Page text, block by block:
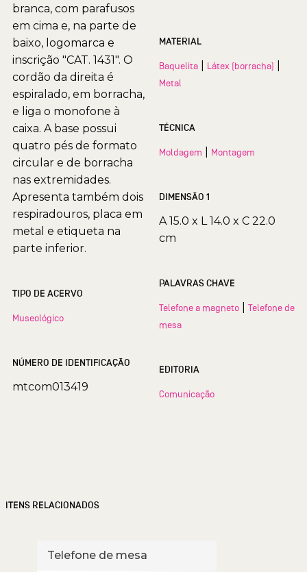
branca, com parafusos
em cima e, na parte de
baixo, logomarca e
inscrição "CAT. 1431". O
cordão da direita é
espiralado, em borracha,
e liga o monofone à
caixa. A base possui
quatro pés de formato
circular e de borracha
nas extremidades.
Apresenta também dois
respiradouros, placa em
metal e etiqueta na
parte inferior.
TIPO DE ACERVO
Museológico
NÚMERO DE IDENTIFICAÇÃO
mtcom013419
MATERIAL
Baquelita Látex (borracha)
Metal
TÉCNICA
Moldagem Montagem
DIMENSÃO 1
A 15.0 x L 14.0 x C 22.0
cm
PALAVRAS CHAVE
Telefone a magneto
Telefone de
mesa
EDITORIA
Comunicação
ITENS RELACIONADOS
Telefone de mesa